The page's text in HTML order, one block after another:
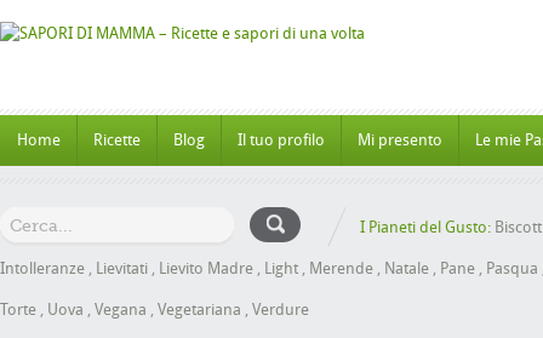
Home Ricette Blog Il tuo profilo Mi presento Le mie
I Pianeti del Gusto:
Intolleranze , Lievitati , Lievito Madre , Light , Merende , Natale , Pane , Pasqua
Torte , Uova , Vegana , Vegetariana , Verdure